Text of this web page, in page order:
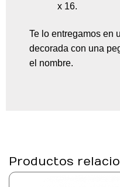
x 16.
Te lo entregamos en
decorada con una
el nombre.
Productos